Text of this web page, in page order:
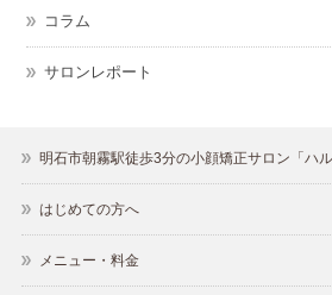
コラム
サロンレポート
明石市朝霧駅徒歩3分の小顔矯正サロン「ハ
はじめての方へ
メニュー・料金